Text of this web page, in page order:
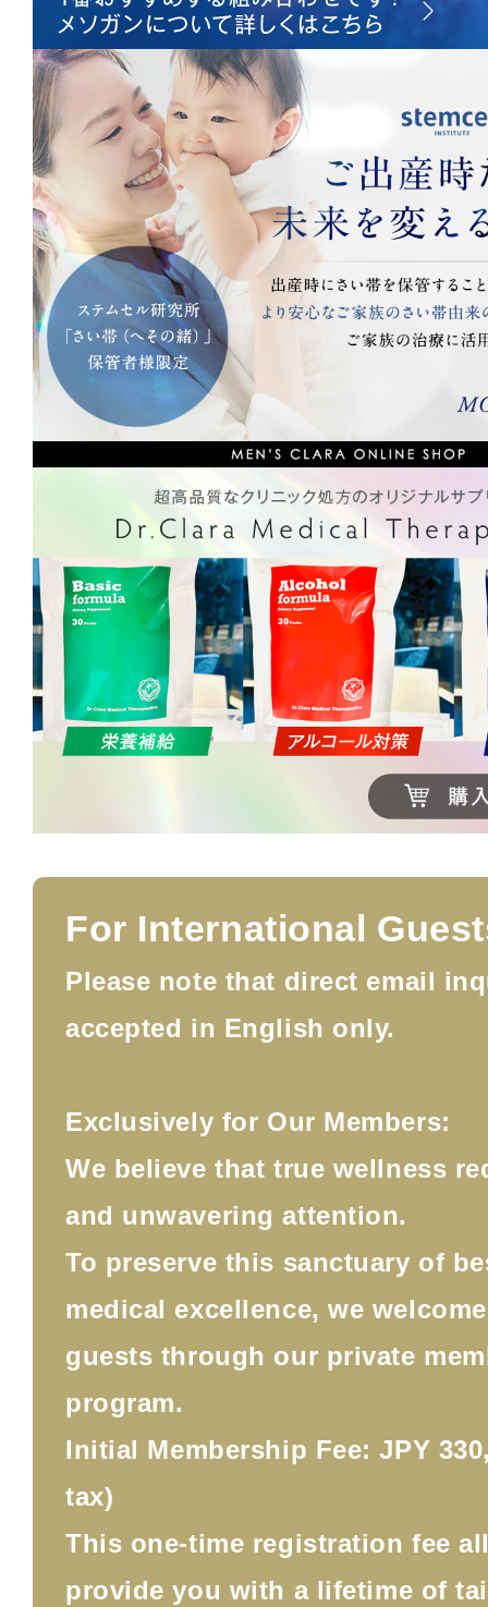
For International
Please note that direct email
accepted in English only.
Exclusively for Our Members:
We believe that true wellness
and unwavering attention.
To preserve this sanctuary of
medical excellence, we
guests through our private
program.
Initial Membership Fee: JPY
tax)
This one-time registration fee
provide you with a lifetime of